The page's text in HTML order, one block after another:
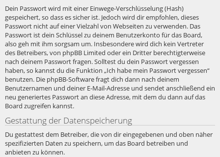
Dein Passwort wird mit einer Einwege-Verschlüsselung (Hash)
gespeichert, so dass es sicher ist. Jedoch wird dir empfohlen, dieses
Passwort nicht auf einer Vielzahl von Webseiten zu verwenden. Das
Passwort ist dein Schlüssel zu deinem Benutzerkonto für das Board,
also geh mit ihm sorgsam um. Insbesondere wird dich kein Vertreter
des Betreibers, von phpBB Limited oder ein Dritter berechtigterweise
nach deinem Passwort fragen. Solltest du dein Passwort vergessen
haben, so kannst du die Funktion „Ich habe mein Passwort vergessen“
benutzen. Die phpBB-Software fragt dich dann nach deinem
Benutzernamen und deiner E-Mail-Adresse und sendet anschließend ein
neu generiertes Passwort an diese Adresse, mit dem du dann auf das
Board zugreifen kannst.
Gestattung der Datenspeicherung
Du gestattest dem Betreiber, die von dir eingegebenen und oben näher
spezifizierten Daten zu speichern, um das Board betreiben und
anbieten zu können.